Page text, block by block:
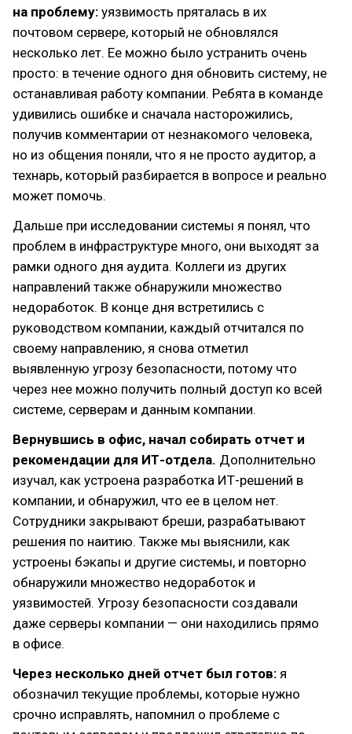
на проблему: уязвимость пряталась в их
почтовом сервере, который не обновлялся
несколько лет. Ее можно было устранить очень
просто: в течение одного дня обновить систему, не
останавливая работу компании. Ребята в команде
удивились ошибке и сначала насторожились,
получив комментарии от незнакомого человека,
но из общения поняли, что я не просто аудитор, а
технарь, который разбирается в вопросе и реально
может помочь.
Дальше при исследовании системы я понял, что
проблем в инфраструктуре много, они выходят за
рамки одного дня аудита. Коллеги из других
направлений также обнаружили множество
недоработок. В конце дня встретились с
руководством компании, каждый отчитался по
своему направлению, я снова отметил
выявленную угрозу безопасности, потому что
через нее можно получить полный доступ ко всей
системе, серверам и данным компании.
Вернувшись в офис, начал собирать отчет и
рекомендации для ИТ-отдела. Дополнительно
изучал, как устроена разработка ИТ-решений в
компании, и обнаружил, что ее в целом нет.
Сотрудники закрывают бреши, разрабатывают
решения по наитию. Также мы выяснили, как
устроены бэкапы и другие системы, и повторно
обнаружили множество недоработок и
уязвимостей. Угрозу безопасности создавали
даже серверы компании — они находились прямо
в офисе.
Через несколько дней отчет был готов: я
обозначил текущие проблемы, которые нужно
срочно исправлять, напомнил о проблеме с